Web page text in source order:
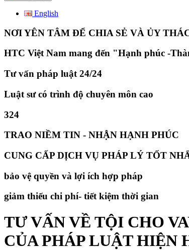
English
NƠI YÊN TÂM ĐỂ CHIA SẺ VÀ ỦY
HTC Việt Nam mang đến "Hạnh phúc -
Tư vấn pháp luật 24/24
Luật sư có trình độ chuyên môn cao
324
TRAO NIỀM TIN - NHẬN HẠNH PHÚC
CUNG CẤP DỊCH VỤ PHÁP LÝ TỐT
bảo vệ quyền và lợi ích hợp pháp
giảm thiếu chi phí- tiết kiệm thời gian
TƯ VẤN VỀ TỘI CHO
CỦA PHÁP LUẬT HIỆN